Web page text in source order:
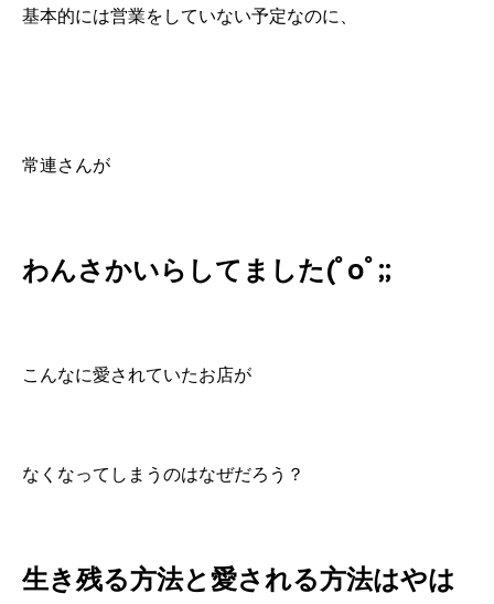
基本的には営業をしていない予定なのに、
常連さんが
わんさかいらしてました(ﾟoﾟ;;
こんなに愛されていたお店が
なくなってしまうのはなぜだろう？
生き残る方法と愛される方法はやは